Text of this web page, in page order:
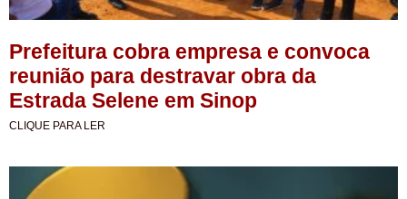
Prefeitura cobra empresa e convoca
reunião para destravar obra da
Estrada Selene em Sinop
CLIQUE PARA LER